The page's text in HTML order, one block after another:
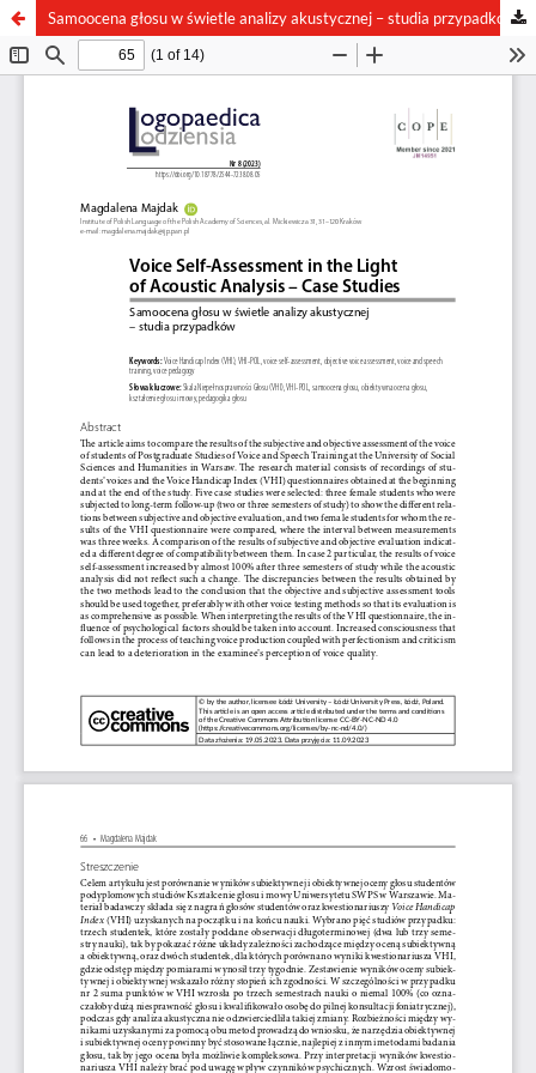
Samoocena głosu w świetle analizy akustycznej – studia przypadków